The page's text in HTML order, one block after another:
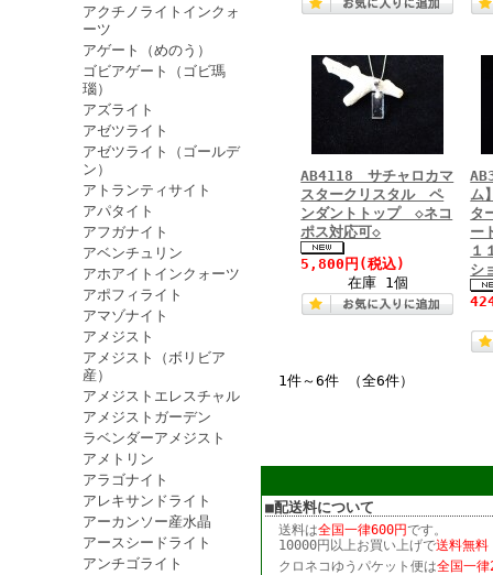
アクチノライトインクォ
ーツ
アゲート（めのう）
ゴビアゲート（ゴビ瑪
瑙）
アズライト
アゼツライト
アゼツライト（ゴールデ
ン）
アトランティサイト
アパタイト
アフガナイト
アベンチュリン
アホアイトインクォーツ
アポフィライト
アマゾナイト
アメジスト
アメジスト（ボリビア
産）
アメジストエレスチャル
アメジストガーデン
ラベンダーアメジスト
アメトリン
アラゴナイト
アレキサンドライト
アーカンソー産水晶
アースシードライト
アンチゴライト
AB4118 サチャロカマ
スタークリスタル ペ
ンダントトップ ◇ネコ
ポス対応可◇
5,800円 (税込)
在庫 1個
ム
タ
ー
１
シ
1件～6件 （全6件）
■配送料について
送料は全国一律600円です。
10000円以上お買い上げで送料無料
クロネコゆうパケット便は全国一律